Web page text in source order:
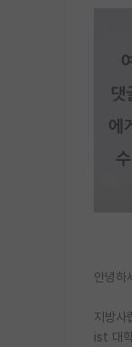
안녕하
지방사
ist 대